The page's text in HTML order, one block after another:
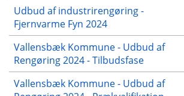
Udbud af industrirengøring -
Fjernvarme Fyn 2024
Vallensbæk Kommune - Udbud af
Rengøring 2024 - Tilbudsfase
Vallensbæk Kommune - Udbud af